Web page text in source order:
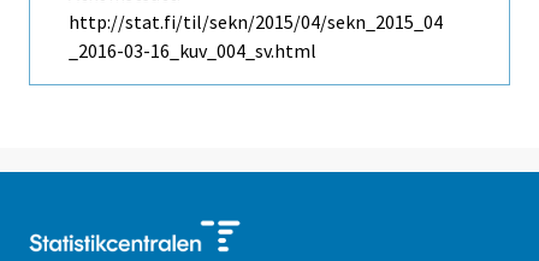
http://stat.fi/til/sekn/2015/04/sekn_2015_04
_2016-03-16_kuv_004_sv.html